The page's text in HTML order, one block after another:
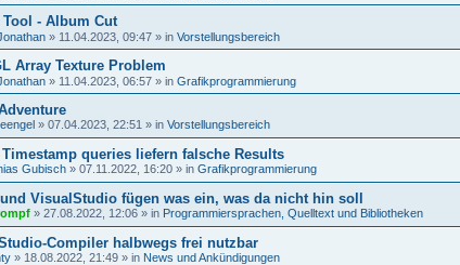
Tool - Album Cut
» 11.04.2023, 09:47 » in Vorstellungsbereich
Array Texture Problem
» 11.04.2023, 06:57 » in Grafikprogrammierung
» 07.04.2023, 22:51 » in Vorstellungsbereich
queries liefern falsche Results
Gubisch » 07.11.2022, 16:20 » in Grafikprogrammierung
VisualStudio fügen was ein, was da nicht hin soll
» 27.08.2022, 12:06 » in Programmiersprachen, Quelltext und Bibliotheken
Compiler halbwegs frei nutzbar
» 18.08.2022, 21:49 » in News und Ankündigungen